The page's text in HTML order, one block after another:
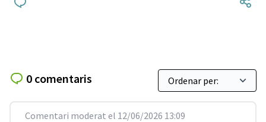
0 comentaris
Comentari moderat el 12/06/2026 13:09